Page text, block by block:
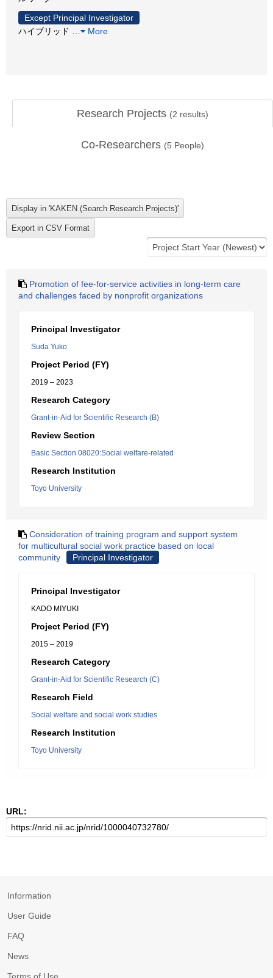
Except Principal Investigator
ハイブリッド
More
Research Projects (2 results)
Co-Researchers (5 People)
Promotion of fee-for-service activities in long-term care
and challenges faced by nonprofit organizations
Principal Investigator
Suda Yuko
Project Period (FY)
2019 – 2023
Research Category
Grant-in-Aid for Scientific Research (B)
Review Section
Basic Section 08020:Social welfare-related
Research Institution
Toyo University
Consideration of training program and support system
for multicultural social work practice based on local
community
Principal Investigator
Principal Investigator
KADO MIYUKI
Project Period (FY)
2015 – 2019
Research Category
Grant-in-Aid for Scientific Research (C)
Research Field
Social welfare and social work studies
Research Institution
Toyo University
URL:
Information
User Guide
FAQ
News